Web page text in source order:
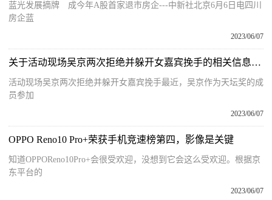
蓝光发展摘牌 成今年A股首家退市房企---中新社北京6月6日电四川
房企蓝
2023/06/07
关于活动现场吴京两次拒绝并躲开女嘉宾挽手的相关信息_天天讯息
活动现场吴京两次拒绝并躲开女嘉宾挽手最近，吴京作为天坛奖的成
员参加
2023/06/07
OPPO Reno10 Pro+荣获手机竞速榜第四，影像是关键
知道OPPOReno10Pro+会很受欢迎，没想到它会这么受欢迎。根据京
东平台的
2023/06/07